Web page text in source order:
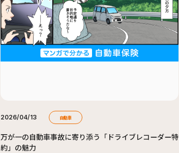
2026/04/13 自動車
万が一の自動車事故に寄り添う「ドライブレコーダー特
約」の魅力